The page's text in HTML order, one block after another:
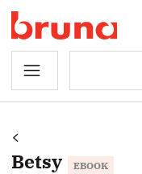
Betsy EBOOK